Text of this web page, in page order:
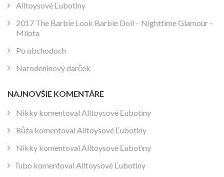
Alltoysové Ľubotiny
2017 The Barbie Look Barbie Doll – Nighttime Glamour –
Milota
Po obchodoch
Narodeninový darček
NAJNOVŠIE KOMENTÁRE
Nikky komentoval Alltoysové Ľubotiny
Růža komentoval Alltoysové Ľubotiny
Nikky komentoval Alltoysové Ľubotiny
ľubo komentoval Alltoysové Ľubotiny